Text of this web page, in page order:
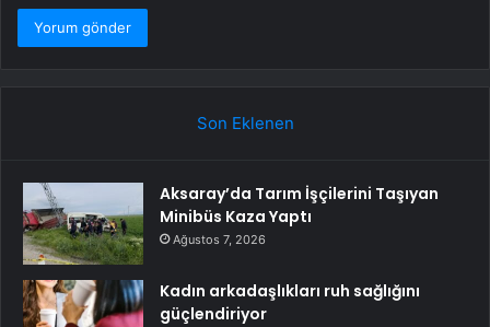
Son Eklenen
Aksaray’da Tarım İşçilerini Taşıyan
Minibüs Kaza Yaptı
Ağustos 7, 2026
Kadın arkadaşlıkları ruh sağlığını
güçlendiriyor